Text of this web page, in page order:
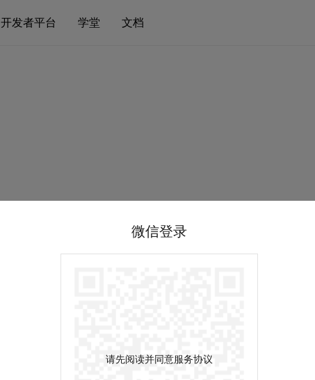
开发者平台 学堂 文档
微信登录
请先阅读并同意服务协议